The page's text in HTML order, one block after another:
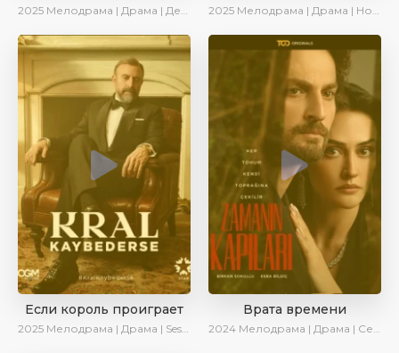
2025 Мелодрама | Драма | Детектив | Комедия | Новинки | Сериалы 2025 2025 Мелодрама | Драма | Новинки | Сериалы 2025
Если король проиграет
2025 Мелодрама | Драма | SesDizi | Ирина Котова | AlisaDirilis | Turok1990 | Новинки | Сериалы 2025
Врата времени
2024 Мелодрама | Драма | Сериалы 2024